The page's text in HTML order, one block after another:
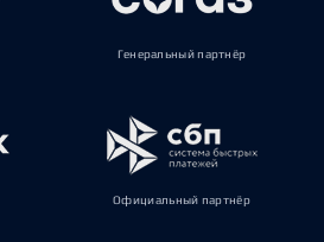
Генеральный партнёр
Официальный партнёр